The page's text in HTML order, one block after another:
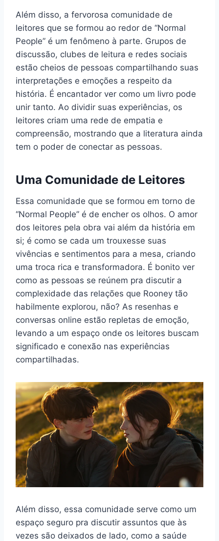
Além disso, a fervorosa comunidade de
leitores que se formou ao redor de “Normal
People” é um fenômeno à parte. Grupos de
discussão, clubes de leitura e redes sociais
estão cheios de pessoas compartilhando suas
interpretações e emoções a respeito da
história. É encantador ver como um livro pode
unir tanto. Ao dividir suas experiências, os
leitores criam uma rede de empatia e
compreensão, mostrando que a literatura ainda
tem o poder de conectar as pessoas.
Uma Comunidade de Leitores
Essa comunidade que se formou em torno de
“Normal People” é de encher os olhos. O amor
dos leitores pela obra vai além da história em
si; é como se cada um trouxesse suas
vivências e sentimentos para a mesa, criando
uma troca rica e transformadora. É bonito ver
como as pessoas se reúnem pra discutir a
complexidade das relações que Rooney tão
habilmente explorou, não? As resenhas e
conversas online estão repletas de emoção,
levando a um espaço onde os leitores buscam
significado e conexão nas experiências
compartilhadas.
Além disso, essa comunidade serve como um
espaço seguro pra discutir assuntos que às
vezes são deixados de lado, como a saúde